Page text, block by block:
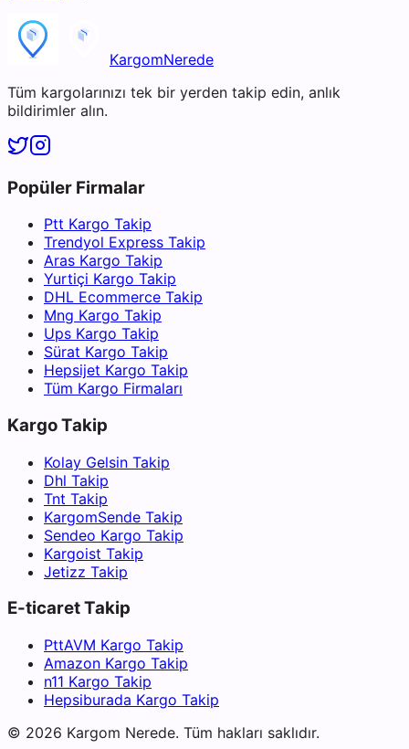
KargomNerede
Tüm kargolarınızı tek bir yerden takip edin, anlık
bildirimler alın.
Popüler Firmalar
Ptt Kargo Takip
Trendyol Express Takip
Aras Kargo Takip
Yurtiçi Kargo Takip
DHL Ecommerce Takip
Mng Kargo Takip
Ups Kargo Takip
Sürat Kargo Takip
Hepsijet Kargo Takip
Tüm Kargo Firmaları
Kargo Takip
Kolay Gelsin Takip
Dhl Takip
Tnt Takip
KargomSende Takip
Sendeo Kargo Takip
Kargoist Takip
Jetizz Takip
E-ticaret Takip
PttAVM Kargo Takip
Amazon Kargo Takip
n11 Kargo Takip
Hepsiburada Kargo Takip
© 2026 Kargom Nerede. Tüm hakları saklıdır.